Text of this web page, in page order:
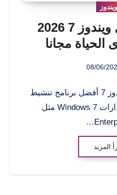
ويندوز
تحميل تفعيل ويندوز 7 2026
الحياة مجانا
08/06/
يعد تحميل تفعيل ويندوز 7 أفضل برنامج تنشيط
لتنشيط جميع إصدارات Windows 7 مثل
المزيد